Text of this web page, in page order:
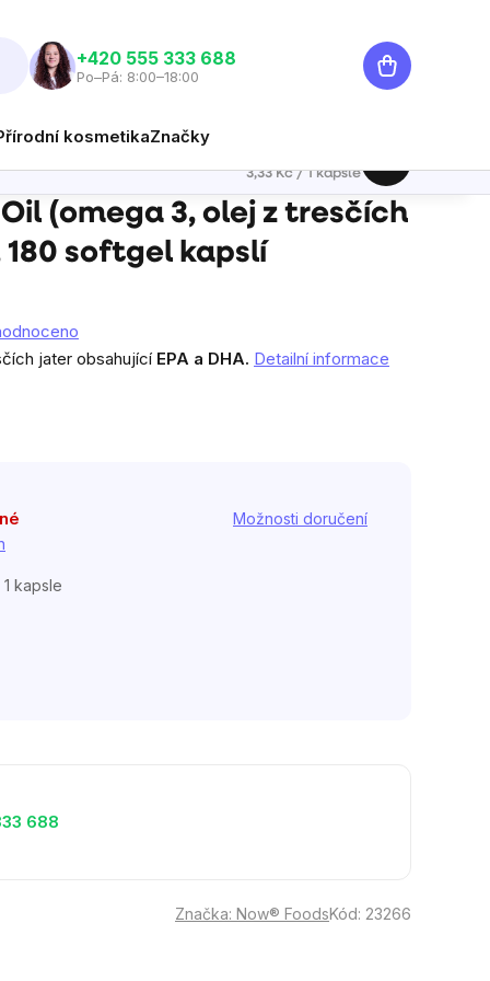
‭+420 555 333 688
Po–Pá: 8:00–18:00
Nákupní
košík
kosmetikaZnačky
(omega 3, olej z tresčích
180 softgel kapslí
jater obsahující EPA a DHA. Detailní informace
Možnosti doručení
kapsle
688
Značka: Now® FoodsKód: 23266
Měrná cena:
3,33 Kč / 1 kapsle